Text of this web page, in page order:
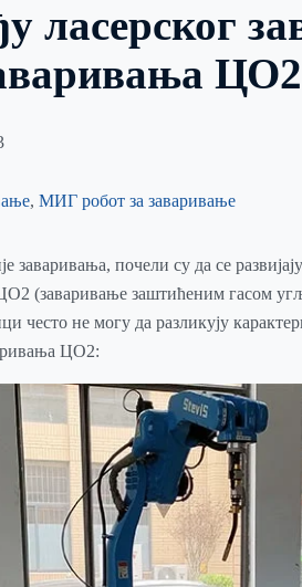
ласерског
ЦО2
, МИГ робот за заваривање
заваривања, почели су да се
(заваривање заштићеним гасом
често не могу да разликују
ЦО2: